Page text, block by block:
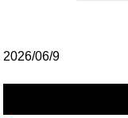
2026/06/9